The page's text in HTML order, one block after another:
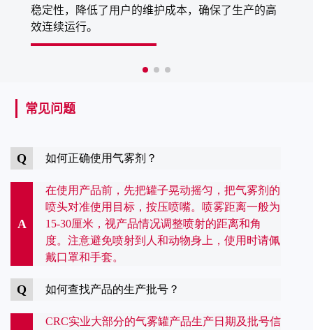
时器、电话机、电脑、发电机、边缘连接器、磁头、母排
等其它电气和电子设备上的污垢、灰尘、轻油和指纹
稳定性，降低了用户的维护成本，确保了生产的高
效连续运行。
常见问题
Q 如何正确使用气雾剂？
A
在使用产品前，先把罐子晃动摇匀，把气雾剂的
喷头对准使用目标，按压喷嘴。喷雾距离一般为
15-30厘米，视产品情况调整喷射的距离和角
度。注意避免喷射到人和动物身上，使用时请佩
戴口罩和手套。
Q 如何查找产品的生产批号？
CRC实业大部分的气雾罐产品生产日期及批号信